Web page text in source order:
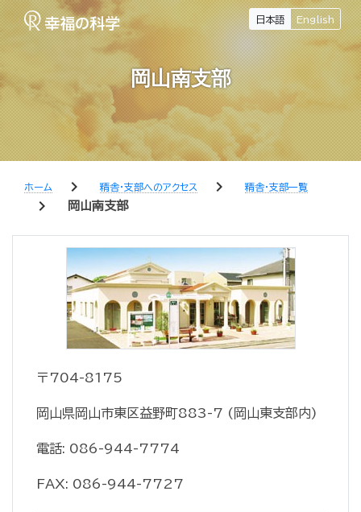
日本語 English
岡山南支部
ホーム chevron_right 精舎・支部へのアクセス chevron_right 精舎・支部一覧
chevron_right 岡山南支部
〒704-8175
岡山県岡山市東区益野町883-7 (岡山東支部内)
電話: 086-944-7774
FAX: 086-944-7727